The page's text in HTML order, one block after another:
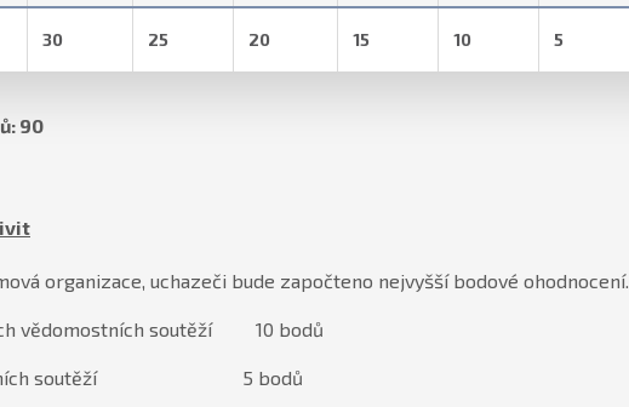
30 25 20 15 10 5
90
organizace, uchazeči bude započteno nejvyšší bodové ohodnocení.
vědomostních soutěží 10 bodů
soutěží 5 bodů